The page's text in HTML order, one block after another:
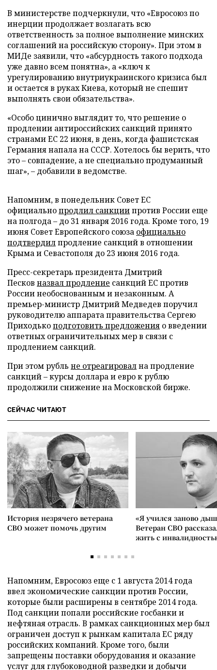
В министерстве подчеркнули, что «Евросоюз по
инерции продолжает возлагать всю
ответственность за полное выполнение минских
соглашений на российскую сторону». При этом в
МИДе заявили, что «абсурдность такого подхода
уже давно всем понятна», а «ключ к
урегулированию внутриукраинского кризиса был
и остается в руках Киева, который не спешит
выполнять свои обязательства».
«Особо цинично выглядит то, что решение о
продлении антироссийских санкций принято
странами ЕС 22 июня, в день, когда фашистская
Германия напала на СССР. Хотелось бы верить, что
это – совпадение, а не специально продуманный
шаг», – добавили в ведомстве.
Напомним, в понедельник Совет ЕС
официальнопродлил санкциипротив России еще
на полгода – до 31 января 2016 года. Кроме того, 19
июня Совет Европейского союза официально
подтвердилпродление санкций в отношении
Крыма и Севастополя до 23 июня 2016 года.
Пресс-секретарь президента Дмитрий
Песков назвал продление санкций ЕС против
России необоснованным и незаконным. А
премьер-министр Дмитрий Медведев поручил
руководителю аппарата правительства Сергею
Приходькоподготовить предложения о введении
ответных ограничительных мер в связи с
продлением санкций.
При этом рубль не отреагировална продление
санкций – курсы доллара и евро к рублю
продолжили снижение на Московской бирже.
СЕЙЧАС ЧИТАЮТ
История незрячего ветерана
СВО может помочь другим
«Я учился заново
Ветеран СВО
жить с
Напомним, Евросоюз еще с 1 августа 2014 года
ввел экономические санкции против России,
которые были расширены в сентябре 2014 года.
Под санкции попали российские госбанки и
нефтяная отрасль. В рамках санкционных мер был
ограничен доступ к рынкам капитала ЕС ряду
российских компаний. Кроме того, были
запрещены поставки оборудования и оказание
услуг для глубоководной разведки и добычи